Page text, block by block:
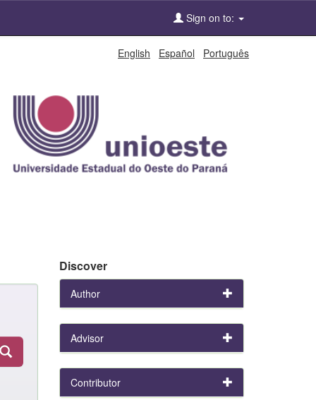
Sign on to:
English Español Português
Discover
Author
Advisor
Contributor